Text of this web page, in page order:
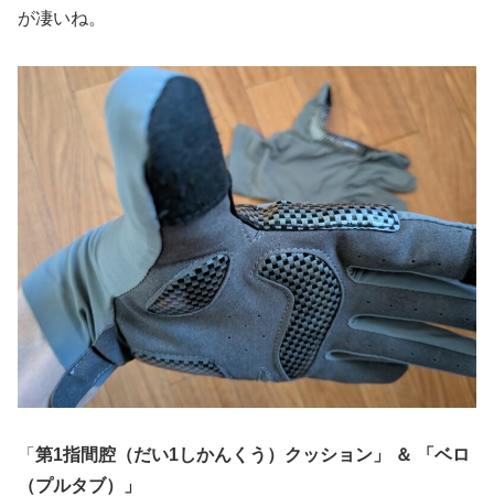
が凄いね。
「 第1指間腔（だい1しかんくう）クッション」 ＆ 「ベロ
（プルタブ）」